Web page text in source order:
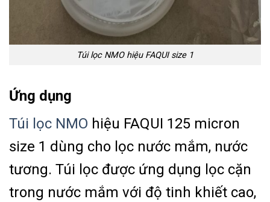
Túi lọc NMO hiệu FAQUI size 1
Ứng dụng
Túi lọc NMO hiệu FAQUI 125 micron
size 1 dùng cho lọc nước mắm, nước
tương. Túi lọc được ứng dụng lọc cặn
trong nước mắm với độ tinh khiết cao,